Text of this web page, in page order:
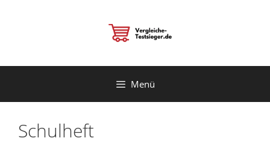
Menü
Schulheft